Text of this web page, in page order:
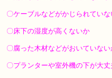
〇ケーブルなどがかじられてい
〇床下の湿度が高くないか
〇腐った木材などがおいていない
〇プランターや室外機の下が大